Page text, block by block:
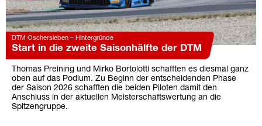
DTM Oschersleben – Hintergründe
Start in die zweite Saisonhälfte der DTM
Thomas Preining und Mirko Bortolotti schafften es diesmal ganz
oben auf das Podium. Zu Beginn der entscheidenden Phase
der Saison 2026 schafften die beiden Piloten damit den
Anschluss in der aktuellen Meisterschaftswertung an die
Spitzengruppe.